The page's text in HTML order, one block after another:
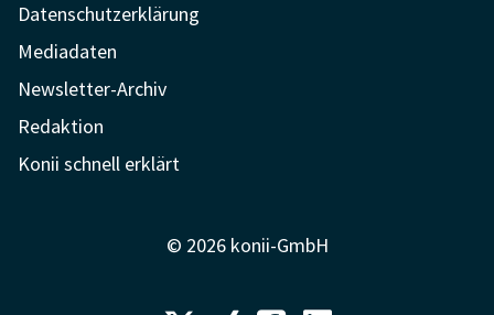
Datenschutzerklärung
Mediadaten
Newsletter-Archiv
Redaktion
Konii schnell erklärt
© 2026 konii-GmbH